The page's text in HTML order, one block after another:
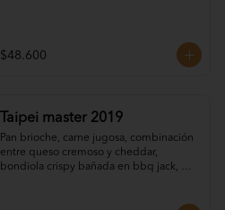
$48.600
Taipei master 2019
Pan brioche, carne jugosa, combinación
entre queso cremoso y cheddar,
bondiola crispy bañada en bbq jack,